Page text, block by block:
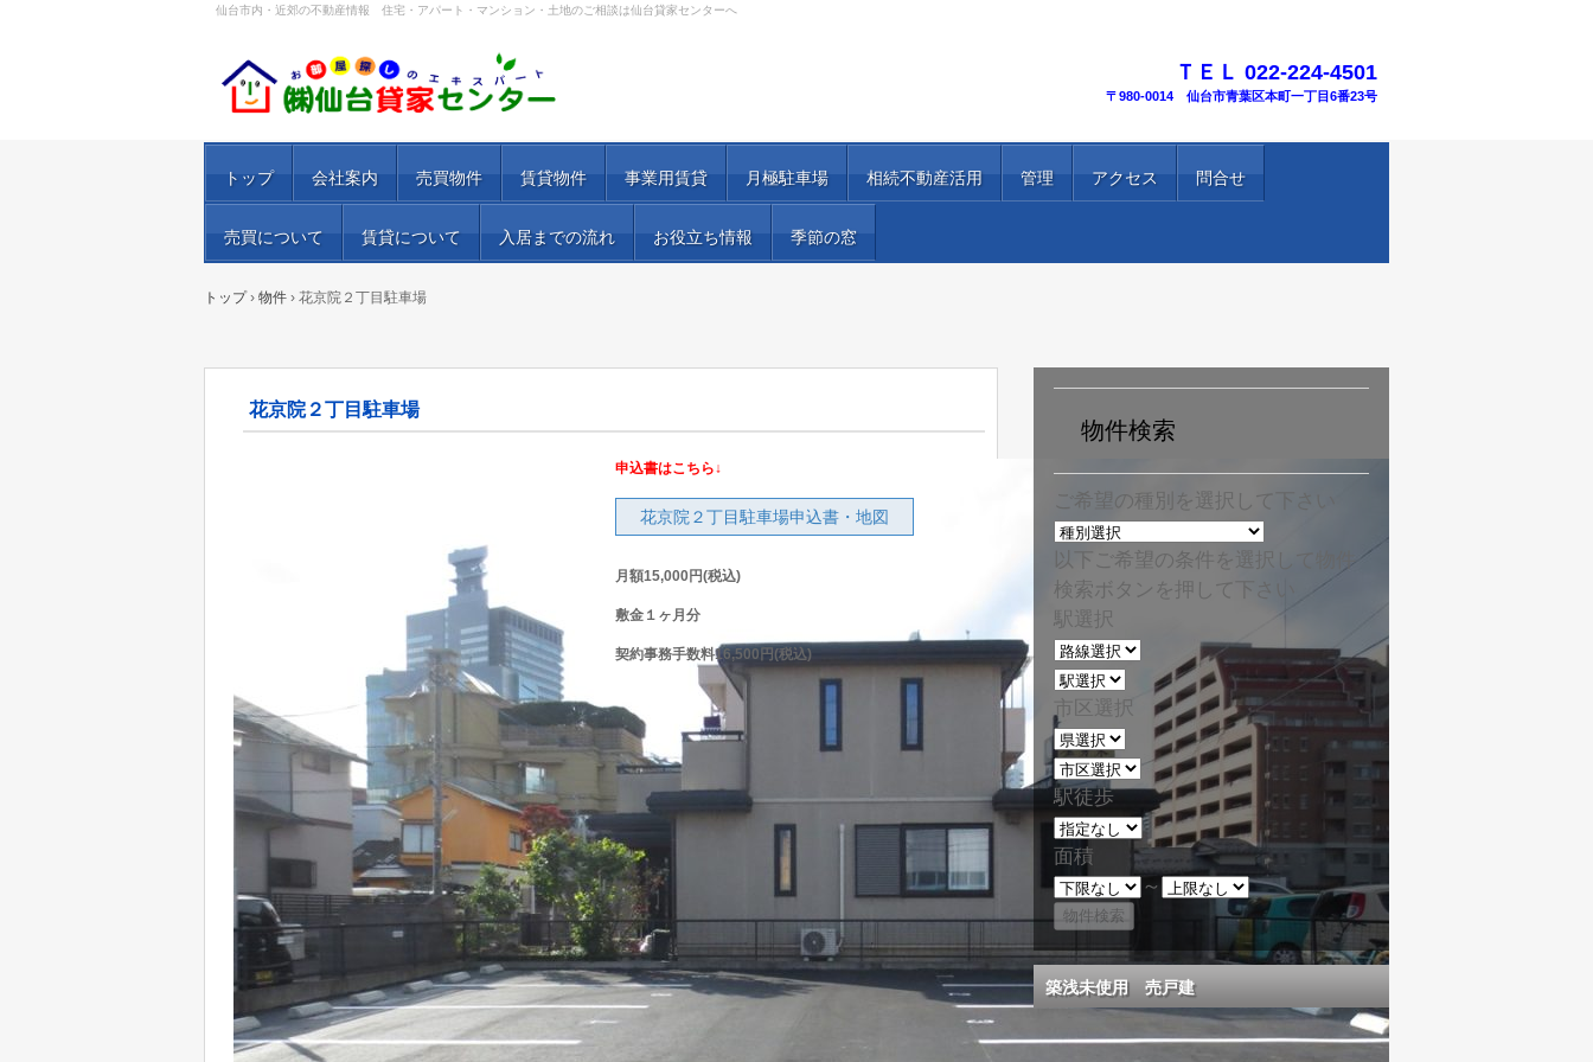
仙台市内・近郊の不動産情報 住宅・アパート・マンション・土地のご相談は仙台貸家センターへ
ＴＥＬ 022-224-4501
〒980-0014 仙台市青葉区本町一丁目6番23号
トップ 会社案内 売買物件 賃貸物件 事業用賃貸 月極駐車場 相続不動産活用 管理 アクセス 問合せ
売買について 賃貸について 入居までの流れ お役立ち情報 季節の窓
トップ › 物件 › 花京院２丁目駐車場
花京院２丁目駐車場
申込書はこちら↓
花京院２丁目駐車場申込書・地図
月額15,000円(税込)
敷金１ヶ月分
契約事務手数料16,500円(税込)
物件検索
ご希望の種別を選択して下さい
以下ご希望の条件を選択して物件
検索ボタンを押して下さい
駅選択
市区選択
駅徒歩
面積
～
築浅未使用 売戸建